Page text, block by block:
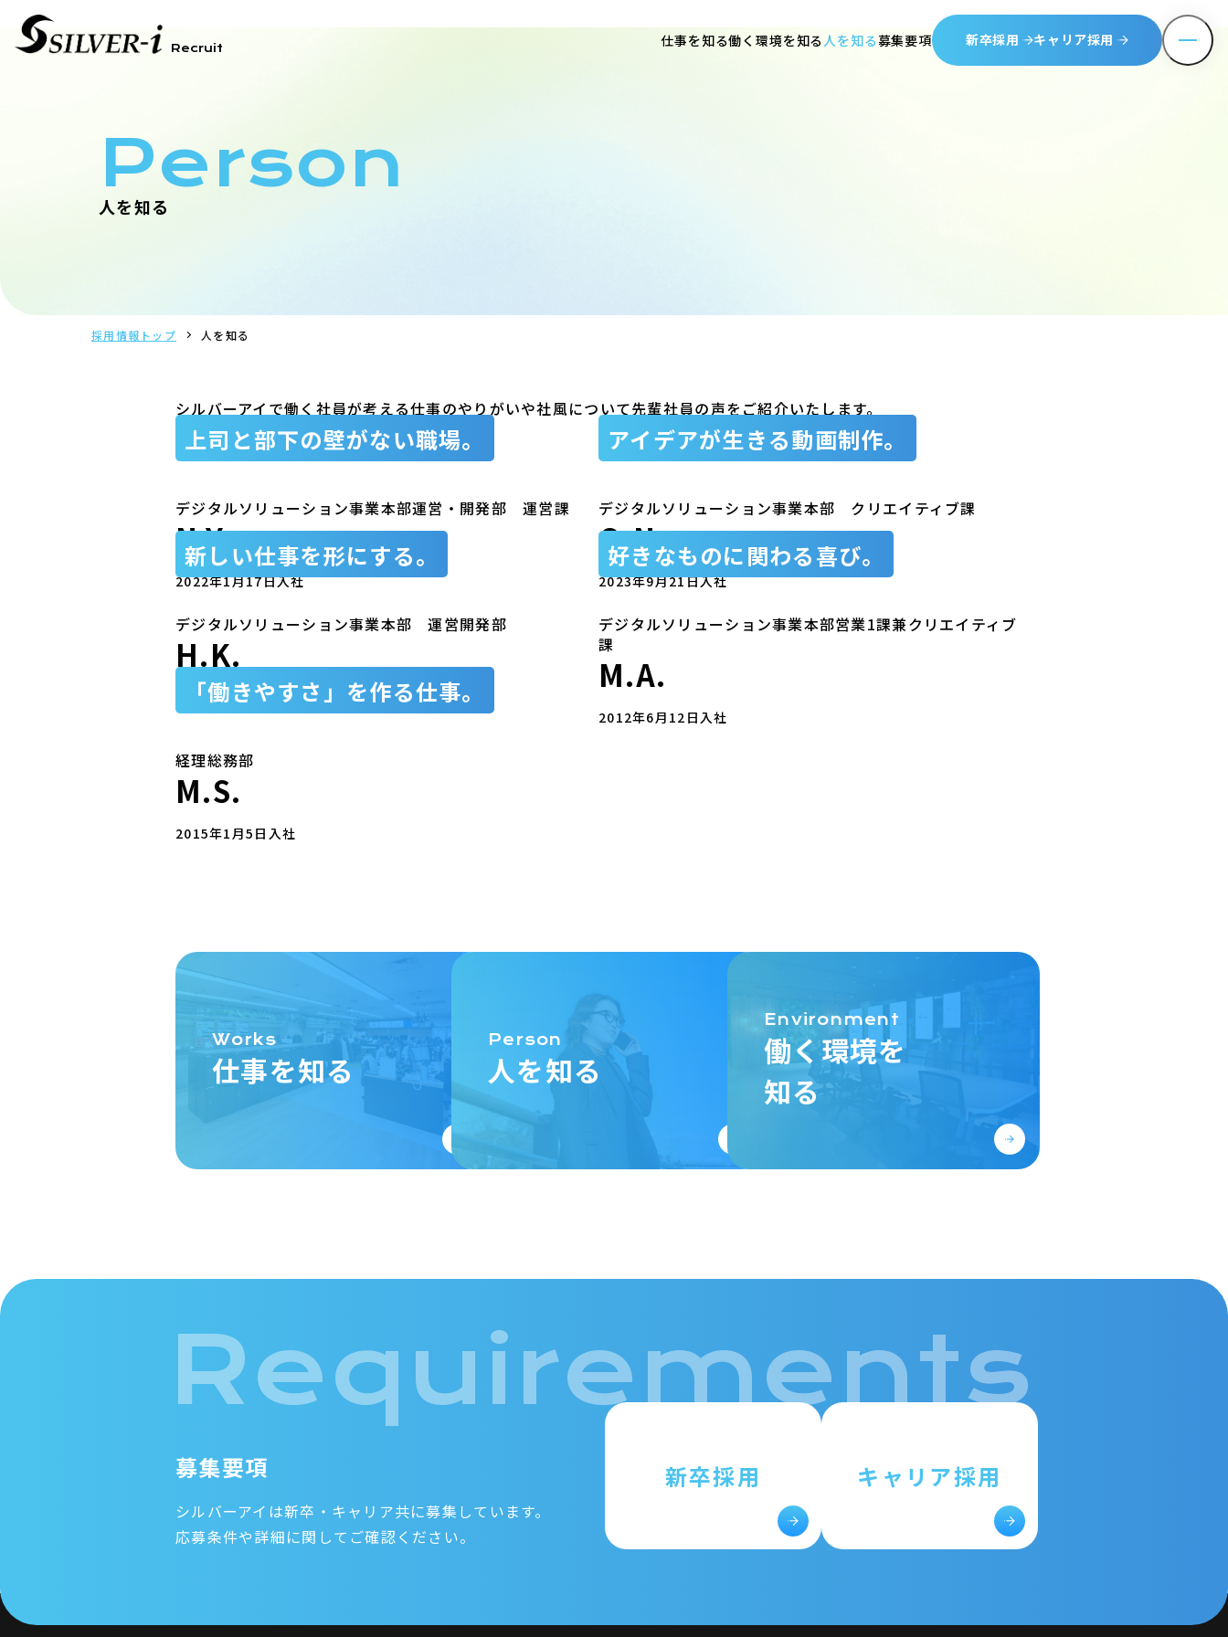
Recruit 仕事を知る働く環境を知る 人を知る募集要項 新卒採用 キャリア採用
Person
人を知る
採用情報トップ 人を知る
シルバーアイで働く社員が考える仕事のやりがいや社風について先輩社員の声をご紹介いたします。
上司と部下の壁がない職場。
デジタルソリューション事業本部運営・開発部 運営課
N.Y.
2022年1月17日入社
アイデアが生きる動画制作。
デジタルソリューション事業本部 クリエイティブ課
O.N.
2023年9月21日入社
新しい仕事を形にする。
デジタルソリューション事業本部 運営開発部
H.K.
2009年8月入社
好きなものに関わる喜び。
デジタルソリューション事業本部営業1課兼クリエイティブ
課
M.A.
2012年6月12日入社
「働きやすさ」を作る仕事。
経理総務部
M.S.
2015年1月5日入社
Works
仕事を知る
Person
人を知る
Environment
働く環境を
知る
Requirements
募集要項
シルバーアイは新卒・キャリア共に募集しています。
応募条件や詳細に関してご確認ください。
新卒採用 キャリア採用